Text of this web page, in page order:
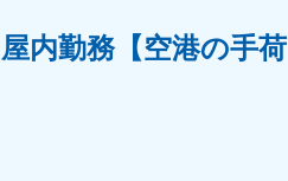
内勤務【空港の手荷